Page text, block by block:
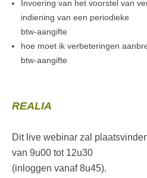
Invoering van het voorstel van
indiening van een periodieke
btw-aangifte
hoe moet ik verbeteringen
btw-aangifte
REALIA
Dit live webinar zal
van 9u00 tot 12u30
(inloggen vanaf 8u45).